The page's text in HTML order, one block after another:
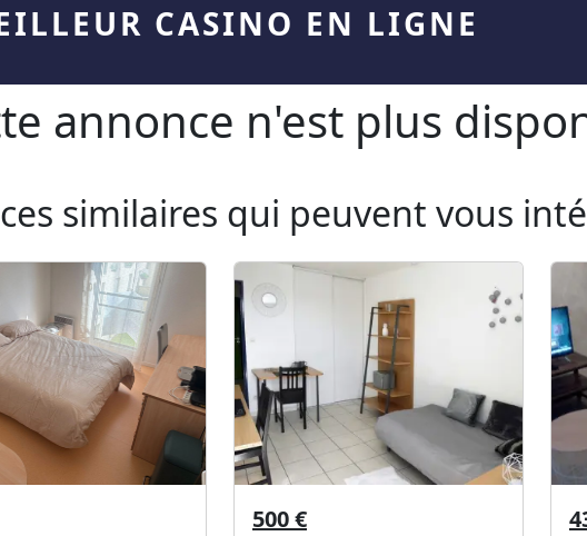
CASINO EN LIGNE
annonce n'est plus
similaires qui peuvent vous
500 €